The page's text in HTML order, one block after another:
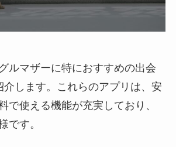
ルマザーに特におすすめの出会
介します。これらのアプリは、安
で使える機能が充実しており、
です。